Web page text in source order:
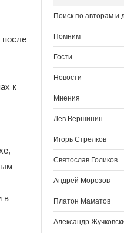
к
в
Поиск по авторам и
Помним
Гости
Новости
Мнения
Лев Вершинин
Игорь Стрелков
Святослав Голиков
Андрей Морозов
Платон Маматов
Александр